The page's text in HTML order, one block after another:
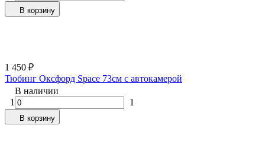
В корзину
1 450 ₽
Тюбинг Оксфорд Space 73см с автокамерой
В наличии
1
1
В корзину